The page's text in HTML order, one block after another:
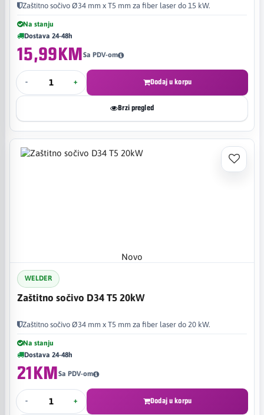
Zaštitno sočivo Ø34 mm x T5 mm za fiber laser do 15 kW.
Na stanju
Dostava 24-48h
15,99KMSa PDV-om
- + Dodaj u korpu
Brzi pregled
Novo
WELDER
Zaštitno sočivo D34 T5 20kW
Zaštitno sočivo Ø34 mm x T5 mm za fiber laser do 20 kW.
Na stanju
Dostava 24-48h
21KMSa PDV-om
- + Dodaj u korpu